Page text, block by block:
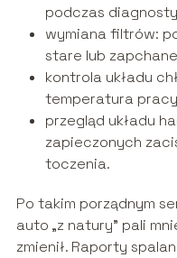
podczas
wymiana filtrów:
stare lub
kontrola układu
temperatura
przegląd układu
zapieczonych
toczenia.
Po takim porządnym
auto „z natury” pali
zmienił. Raporty